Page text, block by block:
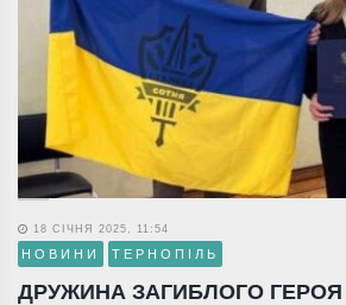
18 СІЧНЯ 2025, 11:54
НОВИНИ ТЕРНОПІЛЬ
ДРУЖИНА ЗАГИБЛОГО ГЕРОЯ